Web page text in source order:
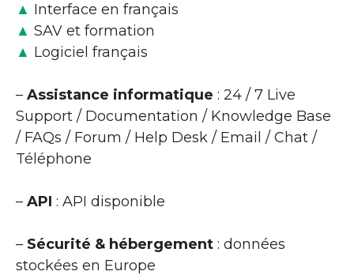
▲ Interface en français
▲ SAV et formation
▲ Logiciel français
– Assistance informatique : 24 / 7 Live
Support / Documentation / Knowledge Base
/ FAQs / Forum / Help Desk / Email / Chat /
Téléphone
– API : API disponible
– Sécurité & hébergement : données
stockées en Europe